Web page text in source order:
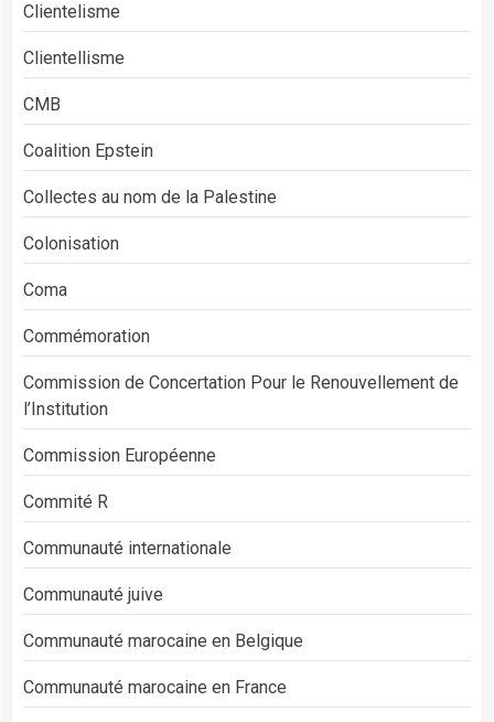
Clientelisme
Clientellisme
CMB
Coalition Epstein
Collectes au nom de la Palestine
Colonisation
Coma
Commémoration
Commission de Concertation Pour le Renouvellement de
l’Institution
Commission Européenne
Commité R
Communauté internationale
Communauté juive
Communauté marocaine en Belgique
Communauté marocaine en France